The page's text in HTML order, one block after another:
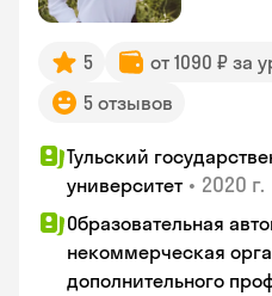
5 от 1090 ₽ за
5 отзывов
Тульский
университет • 2020 г.
Образовательная
некоммерческая
дополнительного